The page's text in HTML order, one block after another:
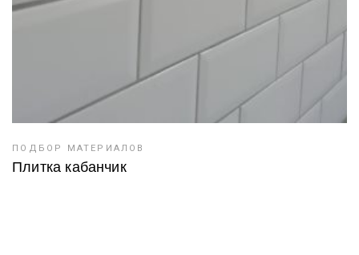
ПОДБОР МАТЕРИАЛОВ
Плитка кабанчик